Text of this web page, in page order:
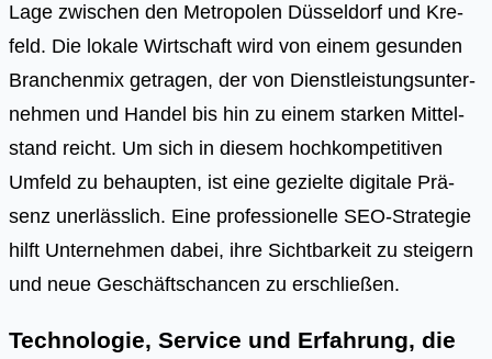
Lage zwi­schen den Metro­po­len Düs­sel­dorf und Kre­
feld. Die loka­le Wirt­schaft wird von einem gesun­den
Bran­chen­mix getra­gen, der von Dienst­leis­tungs­un­ter­
neh­men und Han­del bis hin zu einem star­ken Mit­tel­
stand reicht. Um sich in die­sem hoch­kom­pe­ti­ti­ven
Umfeld zu behaup­ten, ist eine geziel­te digi­ta­le Prä­
senz uner­läss­lich. Eine pro­fes­sio­nel­le SEO-Stra­te­gie
hilft Unter­neh­men dabei, ihre Sicht­bar­keit zu stei­gern
und neue Geschäfts­chan­cen zu erschlie­ßen.
Technologie, Service und Erfahrung, die